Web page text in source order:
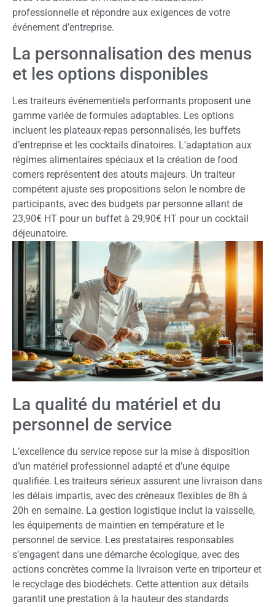
professionnelle et répondre aux exigences de votre
événement d’entreprise.
La personnalisation des menus
et les options disponibles
Les traiteurs événementiels performants proposent une
gamme variée de formules adaptables. Les options
incluent les plateaux-repas personnalisés, les buffets
d’entreprise et les cocktails dînatoires. L’adaptation aux
régimes alimentaires spéciaux et la création de food
corners représentent des atouts majeurs. Un traiteur
compétent ajuste ses propositions selon le nombre de
participants, avec des budgets par personne allant de
23,90€ HT pour un buffet à 29,90€ HT pour un cocktail
déjeunatoire.
La qualité du matériel et du
personnel de service
L’excellence du service repose sur la mise à disposition
d’un matériel professionnel adapté et d’une équipe
qualifiée. Les traiteurs sérieux assurent une livraison dans
les délais impartis, avec des créneaux flexibles de 8h à
20h en semaine. La gestion logistique inclut la vaisselle,
les équipements de maintien en température et le
personnel de service. Les prestataires responsables
s’engagent dans une démarche écologique, avec des
actions concrètes comme la livraison verte en triporteur et
le recyclage des biodéchets. Cette attention aux détails
garantit une prestation à la hauteur des standards